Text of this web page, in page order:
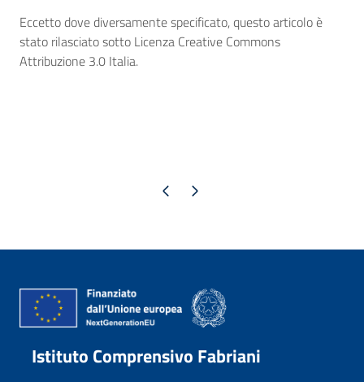
Eccetto dove diversamente specificato, questo articolo è
stato rilasciato sotto Licenza Creative Commons
Attribuzione 3.0 Italia.
Pagina precedente
Pagina successiva
Istituto Comprensivo Fabriani